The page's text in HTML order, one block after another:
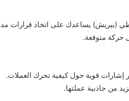
(بيريش) يساعدك على اتخاذ قرارات
حركة متوقعة.
إشارات قوية حول كيفية تحرك العملات.
من جاذبية عملتها.